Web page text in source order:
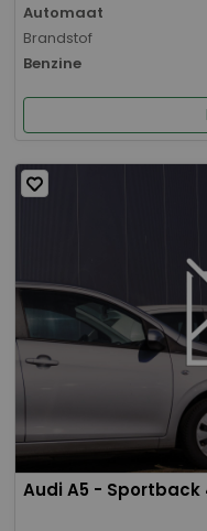
Automaat
Brandstof
Benzine
Audi A5 - Sportback